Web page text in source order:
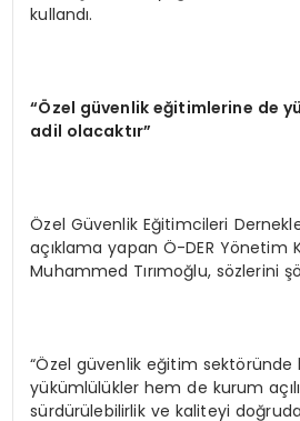
kullandı.
“Özel güvenlik eğitimlerine de
adil olacaktır”
Özel Güvenlik Eğitimcileri
açıklama yapan Ö-DER Yönetim
Muhammed Tırımoğlu, sözlerini
“Özel güvenlik eğitim
yükümlülükler hem de kurum
sürdürülebilirlik ve kaliteyi